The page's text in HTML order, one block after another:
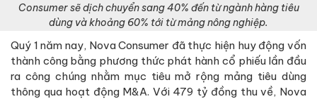
Consumer sẽ dịch chuyển sang 40% đến từ ngành hàng tiêu
dùng và khoảng 60% tới từ mảng nông nghiệp.
Quý 1 năm nay, Nova Consumer đã thực hiện huy động vốn
thành công bằng phương thức phát hành cổ phiếu lần đầu
ra công chúng nhằm mục tiêu mở rộng mảng tiêu dùng
thông qua hoạt động M&A. Với 479 tỷ đồng thu về, Nova